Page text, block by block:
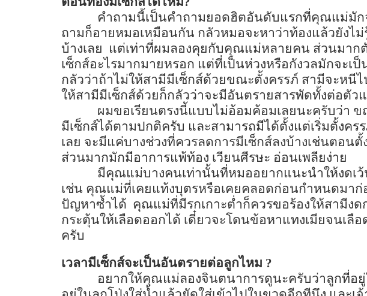
คำถามนี้เป็นคำถามยอดฮิตอันดับแรกที่คุณแม่มัก
ถามก็อายหมอเหมือนกัน กลัวหมอจะหาว่าท้องแล้วยังไ
บ้างเลย แต่เท่าที่ผมลองคุยกับคุณแม่หลายคน ส่วนมาก
เซ็กส์อะไรมากมายหรอก แต่ที่เป็นห่วงหรือกังวลมักจะเป็
กลัวว่าถ้าไม่ให้สามีมีเซ็กส์ด้วยขณะตั้งครรภ์ สามีจะหนี
ให้สามีมีเซ็กส์ด้วยก็กลัวว่าจะมีอันตรายสารพัดทั้งต่อตัว
ผมขอเรียนตรงนี้แบบไม่อ้อมค้อมเลยนะครับว่า
มีเซ็กส์ได้ตามปกติครับ และสามารถมีได้ตั้งแต่เริ่มตั้งคร
เลย จะมีแค่บางช่วงที่ควรลดการมีเซ็กส์ลงบ้างเช่นตอน
ส่วนมากมักมีอาการแพ้ท้อง เวียนศีรษะ อ่อนเพลียง่าย
มีคุณแม่บางคนเท่านั้นที่หมออยากแนะนำให้งดเ
เช่น คุณแม่ที่เคยแท้งบุตรหรือเคยคลอดก่อนกำหนดมาก่
ปัญหาซ้ำได้ คุณแม่ที่มีรกเกาะต่ำก็ควรขอร้องให้สามีงด
กระตุ้นให้เลือดออกได้ เดี๋ยวจะโดนข้อหาแทงเมียจนเลื
ครับ
เวลามีเซ็กส์จะเป็นอันตรายต่อลูกไหม ?
อยากให้คุณแม่ลองจินตนาการดูนะครับว่าลูกที่อ